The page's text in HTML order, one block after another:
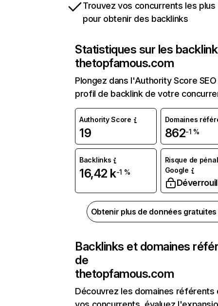
Trouvez vos concurrents les
pour obtenir des backlinks
Statistiques sur les
thetopfamous.com
Plongez dans l'Authority Score
profil de backlink de votre
Authority Score
19
Domaines
862-1 %
Backlinks
16,42 k-1 %
Risque de
Google
Obtenir plus de données
Backlinks et domaines
de
thetopfamous.com
Découvrez les domaines référents